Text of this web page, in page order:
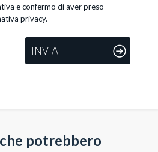
e confermo di aver preso
privacy.
INVIA
potrebbero